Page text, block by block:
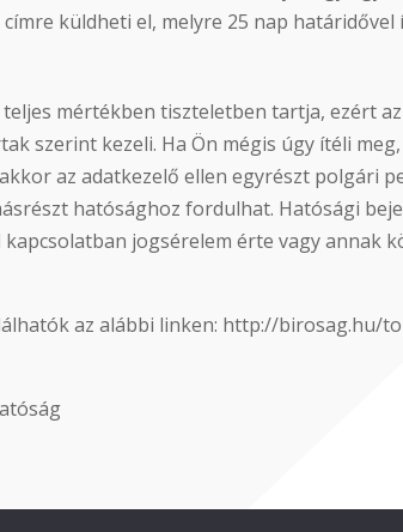
küldheti el, melyre 25 nap határidővel
mértékben tiszteletben tartja, ezért
szerint kezeli. Ha Ön mégis úgy ítéli
az adatkezelő ellen egyrészt polgári
hatósághoz fordulhat. Hatósági
jogsérelem érte vagy annak
az alábbi linken: http://birosag.hu/